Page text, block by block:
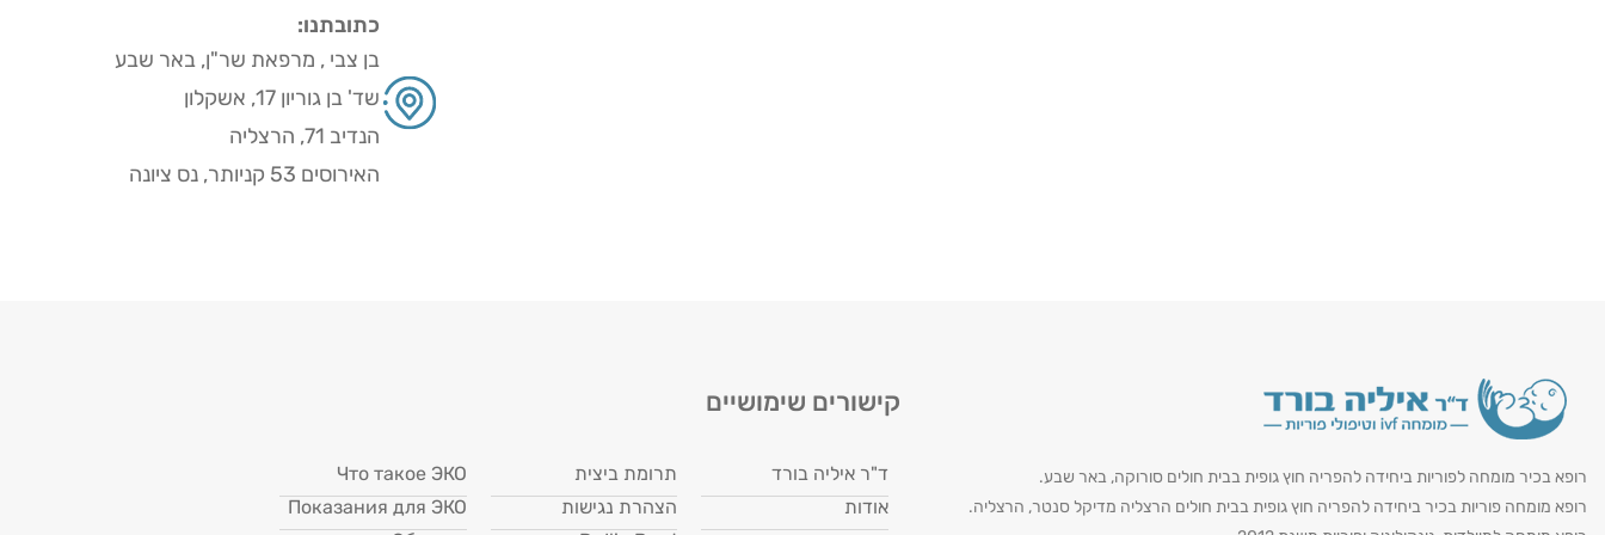
כתובתנו:
בן צבי , מרפאת שר"ן, באר שבע
שד' בן גוריון 17‏, אשקלון
הנדיב 71, הרצליה
האירוסים 53 קניותר, נס ציונה
רופא בכיר מומחה לפוריות ביחידה להפריה חוץ גופית בבית חולים סורוקה, באר שבע.
רופא מומחה פוריות בכיר ביחידה להפריה חוץ גופית בבית חולים הרצליה מדיקל סנטר, הרצליה.
קישורים שימושיים
ד"ר איליה בורד
אודות
תרומת ביצית
הצהרת נגישות
Что такое ЭКО
Показания для ЭКО